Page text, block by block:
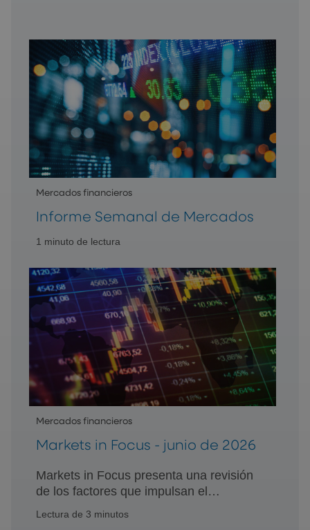
Mercados financieros
Informe Semanal de Mercados
1 minuto de lectura
Mercados financieros
Markets in Focus - junio de 2026
Markets in Focus presenta una revisión
de los factores que impulsan el
Lectura de 3 minutos